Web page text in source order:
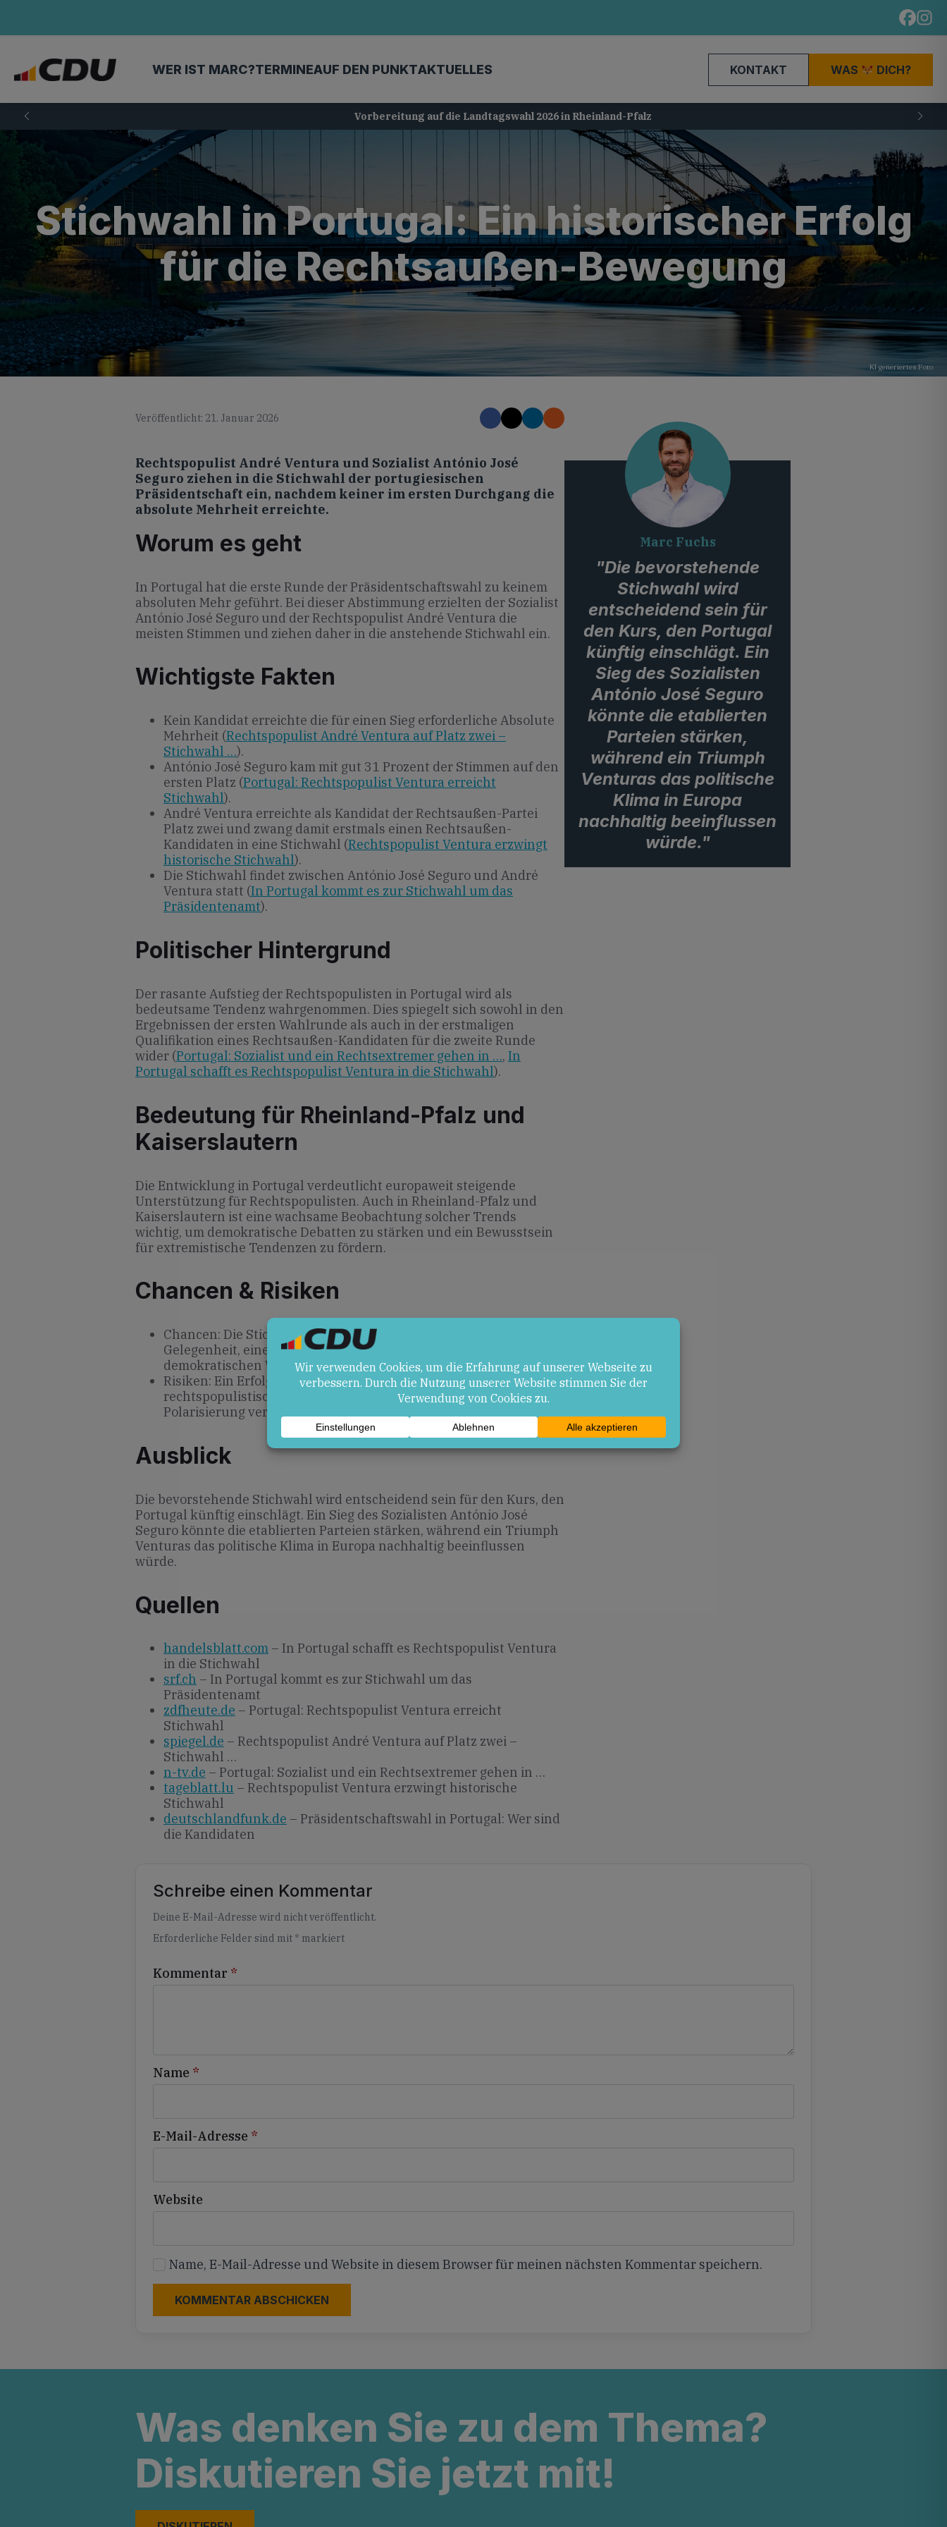
WER IST MARC?TERMINEAUF DEN PUNKTAKTUELLES KONTAKT WAS DICH?
Vorbereitung auf die Landtagswahl 2026 in Rheinland-Pfalz
Stichwahl in Portugal: Ein historischer Erfolg
für die Rechtsaußen-Bewegung
KI generiertes Foto
Veröffentlicht: 21. Januar 2026
Rechtspopulist André Ventura und Sozialist António José
Seguro ziehen in die Stichwahl der portugiesischen
Präsidentschaft ein, nachdem keiner im ersten Durchgang die
absolute Mehrheit erreichte.
Worum es geht
In Portugal hat die erste Runde der Präsidentschaftswahl zu keinem
absoluten Mehr geführt. Bei dieser Abstimmung erzielten der Sozialist
António José Seguro und der Rechtspopulist André Ventura die
meisten Stimmen und ziehen daher in die anstehende Stichwahl ein.
Wichtigste Fakten
Kein Kandidat erreichte die für einen Sieg erforderliche Absolute
Mehrheit (Rechtspopulist André Ventura auf Platz zwei –
Stichwahl …).
António José Seguro kam mit gut 31 Prozent der Stimmen auf den
ersten Platz (Portugal: Rechtspopulist Ventura erreicht
Stichwahl).
André Ventura erreichte als Kandidat der Rechtsaußen-Partei
Platz zwei und zwang damit erstmals einen Rechtsaußen-
Kandidaten in eine Stichwahl (Rechtspopulist Ventura erzwingt
historische Stichwahl).
Die Stichwahl findet zwischen António José Seguro und André
Ventura statt (In Portugal kommt es zur Stichwahl um das
Präsidentenamt).
Politischer Hintergrund
Der rasante Aufstieg der Rechtspopulisten in Portugal wird als
bedeutsame Tendenz wahrgenommen. Dies spiegelt sich sowohl in den
Ergebnissen der ersten Wahlrunde als auch in der erstmaligen
Qualifikation eines Rechtsaußen-Kandidaten für die zweite Runde
wider (Portugal: Sozialist und ein Rechtsextremer gehen in …, In
Portugal schafft es Rechtspopulist Ventura in die Stichwahl).
Bedeutung für Rheinland-Pfalz und
Kaiserslautern
Die Entwicklung in Portugal verdeutlicht europaweit steigende
Unterstützung für Rechtspopulisten. Auch in Rheinland-Pfalz und
Kaiserslautern ist eine wachsame Beobachtung solcher Trends
wichtig, um demokratische Debatten zu stärken und ein Bewusstsein
für extremistische Tendenzen zu fördern.
Chancen & Risiken
Chancen: Die Stichwahl bietet den moderaten Parteien die
Gelegenheit, eine breite Wählerschaft hinter klaren
demokratischen Werten zu versammeln.
Risiken: Ein Erfolg Venturas könnte das Wachstum
rechtspopulistischer Kräfte in Europa weiter beflügeln und
Polarisierung verstärken.
Ausblick
Die bevorstehende Stichwahl wird entscheidend sein für den Kurs, den
Portugal künftig einschlägt. Ein Sieg des Sozialisten António José
Seguro könnte die etablierten Parteien stärken, während ein Triumph
Venturas das politische Klima in Europa nachhaltig beeinflussen
würde.
Quellen
handelsblatt.com – In Portugal schafft es Rechtspopulist Ventura
in die Stichwahl
srf.ch – In Portugal kommt es zur Stichwahl um das
Präsidentenamt
zdfheute.de – Portugal: Rechtspopulist Ventura erreicht
Stichwahl
spiegel.de – Rechtspopulist André Ventura auf Platz zwei –
Stichwahl …
n-tv.de – Portugal: Sozialist und ein Rechtsextremer gehen in …
tageblatt.lu – Rechtspopulist Ventura erzwingt historische
Stichwahl
deutschlandfunk.de – Präsidentschaftswahl in Portugal: Wer sind
die Kandidaten
Marc Fuchs
"Die bevorstehende
Stichwahl wird
entscheidend sein für
den Kurs, den Portugal
künftig einschlägt. Ein
Sieg des Sozialisten
António José Seguro
könnte die etablierten
Parteien stärken,
während ein Triumph
Venturas das politische
Klima in Europa
nachhaltig beeinflussen
würde."
Schreibe einen Kommentar
Deine E-Mail-Adresse wird nicht veröffentlicht.
Erforderliche Felder sind mit * markiert
Kommentar *
Name *
E-Mail-Adresse *
Website
Name, E-Mail-Adresse und Website in diesem Browser für meinen nächsten Kommentar speichern.
Alternative:
Was denken Sie zu dem Thema?
Diskutieren Sie jetzt mit!